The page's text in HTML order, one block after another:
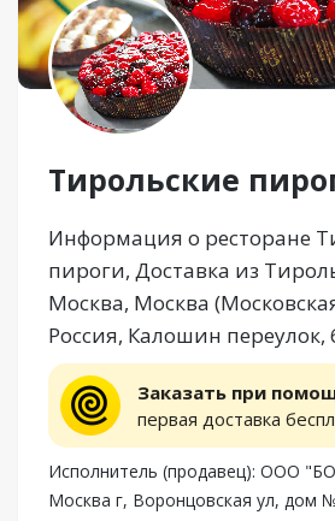
Тирольские
Информация о ресторане
пироги, Доставка из
Москва, Москва
Россия, Калошин переулок,
Заказать при
первая доставка
Исполнитель (продавец): ООО
Москва г, Воронцовская ул, дом